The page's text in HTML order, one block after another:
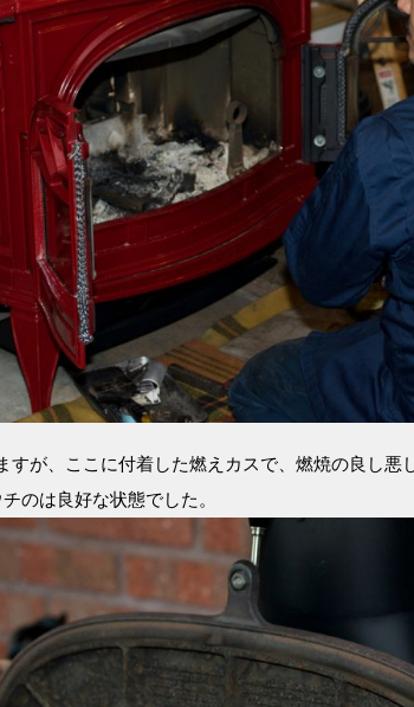
が、ここに付着した燃えカスで、燃焼の良し悪
のは良好な状態でした。